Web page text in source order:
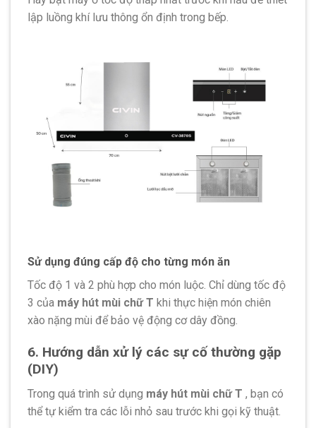
lập luồng khí lưu thông ổn định trong bếp.
Sử dụng đúng cấp độ cho từng món ăn
Tốc độ 1 và 2 phù hợp cho món luộc. Chỉ dùng tốc độ
3 của máy hút mùi chữ T khi thực hiện món chiên
xào nặng mùi để bảo vệ động cơ dây đồng.
6. Hướng dẫn xử lý các sự cố thường gặp
(DIY)
Trong quá trình sử dụng máy hút mùi chữ T , bạn có
thể tự kiểm tra các lỗi nhỏ sau trước khi gọi kỹ thuật.